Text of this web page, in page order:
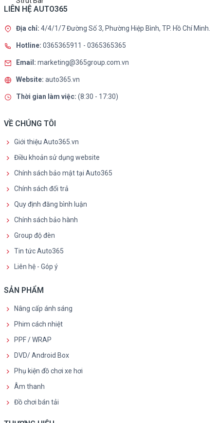
LIÊN HỆ AUTO365
Địa chỉ: 4/4/1/7 Đường Số 3, Phường Hiệp Bình, TP. Hồ Chí Minh.
Hotline: 0365365911 - 0365365365
Email: marketing@365group.com.vn
Website: auto365.vn
Thời gian làm việc: (8:30 - 17:30)
VỀ CHÚNG TÔI
Giới thiệu Auto365.vn
Điều khoản sử dụng website
Chính sách bảo mật tại Auto365
Chính sách đổi trả
Quy định đăng bình luận
Chính sách bảo hành
Group độ đèn
Tin tức Auto365
Liên hệ - Góp ý
SẢN PHẨM
Nâng cấp ánh sáng
Phim cách nhiệt
PPF / WRAP
DVD/ Android Box
Phụ kiện đồ chơi xe hơi
Âm thanh
Đồ chơi bán tải